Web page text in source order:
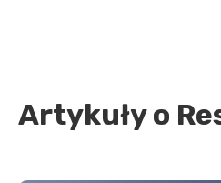
Artykuły o